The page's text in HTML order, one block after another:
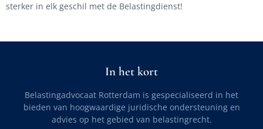
sterker in elk geschil met de Belastingdienst!
In het kort
Belastingadvocaat Rotterdam is gespecialiseerd in het
bieden van hoogwaardige juridische ondersteuning en
advies op het gebied van belastingrecht.